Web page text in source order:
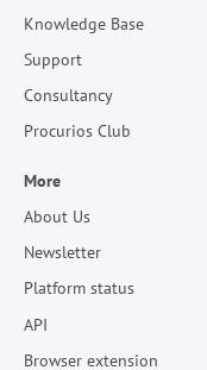
Knowledge Base
Support
Consultancy
Procurios Club
More
About Us
Newsletter
Platform status
API
Browser extension